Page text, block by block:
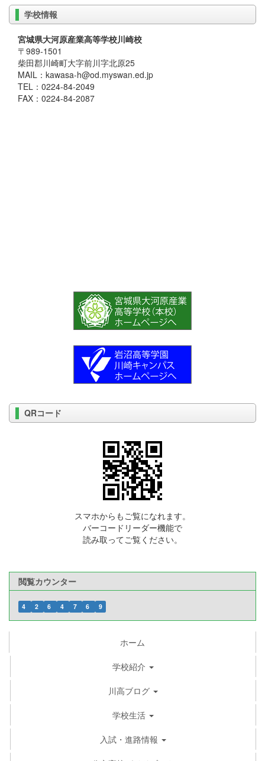
学校情報
宮城県大河原産業高等学校川崎校
〒989-1501
柴田郡川崎町大字前川字北原25
MAIL：kawasa-h@od.myswan.ed.jp
TEL：0224-84-2049
FAX：0224-84-2087
QRコード
スマホからもご覧になれます。
バーコードリーダー機能で
読み取ってご覧ください。
閲覧カウンター
4 2 6 4 7 6 9
ホーム
学校紹介
川高ブログ
学校生活
入試・進路情報